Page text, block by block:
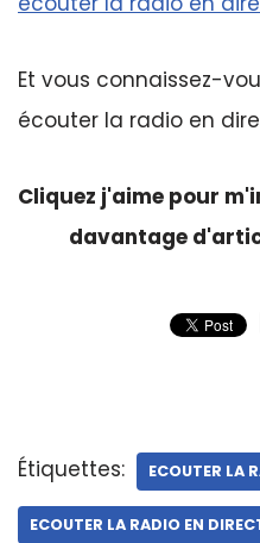
Et vous connaissez-
écouter la radio en
Cliquez j'aime pour
davantage
Étiquettes: ECOUTER LA
ECOUTER LA RADIO EN